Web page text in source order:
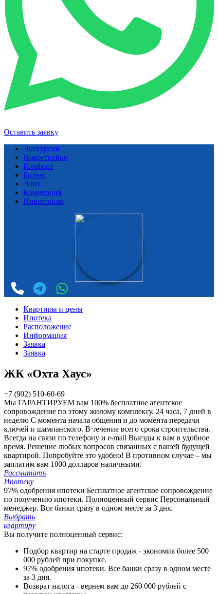
Оставить заявку
Экскурсии
Новостройки
Комфорт
Бизнес
Элит
Коммерция
Инвесторам
Квартиры и цены
Ипотека
Расположение
Информация
Заявка
Заявка
ЖК «Охта Хаус»
+7 (902) 510-60-69
Мы ГАРАНТИРУЕМ вам 100% бесплатное агентское
сопровождение по этому жилому комплексу. 24 часа, 7 дней в
неделю С момента начала общения и до момента передачи
ключей и шампанского. В течение всего срока строительства.
Всегда на связи по телефону и e-mail Выезды к вам в удобное
время. Решение любых вопросов связанных с вашей будущей
квартирой. Попробуйте это удобно! В противном случае – мы
заплатим вам 1000 долларов наличными.
Рассчитать
Ипотеку
97% одобрения ипотеки Бесплатное агентское сопровождение
по получению ипотеки. Полноценный сервис Персональный
менеджер. Все банки сразу в одном месте за 3 дня.
Выбрать
квартиру
Вы получите полноценный сервис:
Подбор квартир на старте продаж - экономия более 500
000 рублей при покупке.
97% одобрения ипотеки. Все банки сразу в одном месте
за 3 дня.
Возврат налога - вернем вам до 260 000 рублей с